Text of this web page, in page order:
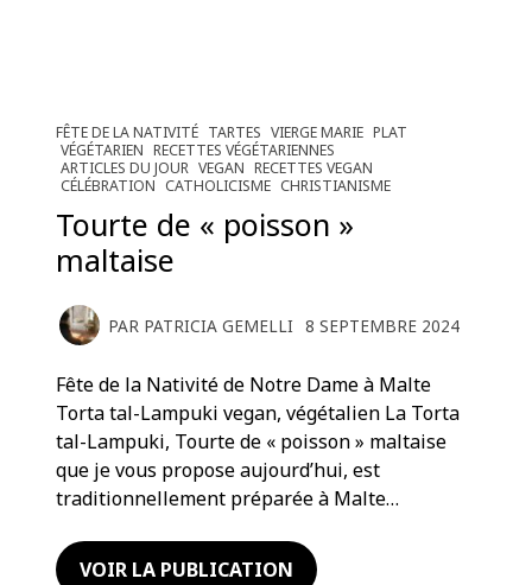
FÊTE DE LA NATIVITÉ TARTES VIERGE MARIE PLAT
VÉGÉTARIEN RECETTES VÉGÉTARIENNES
ARTICLES DU JOUR VEGAN RECETTES VEGAN
CÉLÉBRATION CATHOLICISME CHRISTIANISME
Tourte de « poisson »
maltaise
PAR PATRICIA GEMELLI 8 SEPTEMBRE 2024
Fête de la Nativité de Notre Dame à Malte
Torta tal-Lampuki vegan, végétalien La Torta
tal-Lampuki, Tourte de « poisson » maltaise
que je vous propose aujourd’hui, est
traditionnellement préparée à Malte…
VOIR LA PUBLICATION